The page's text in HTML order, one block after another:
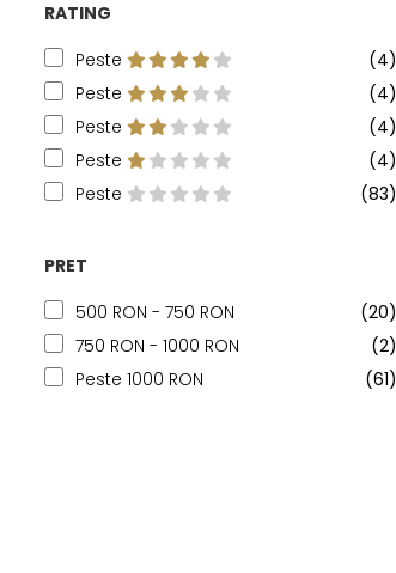
RATING
Peste
(4)
Peste
(4)
Peste
(4)
Peste
(4)
Peste
(83)
PRET
500 RON - 750 RON
(20)
750 RON - 1000 RON
(2)
Peste 1000 RON
(61)